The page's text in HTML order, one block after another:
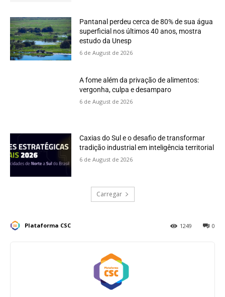
Pantanal perdeu cerca de 80% de sua água
superficial nos últimos 40 anos, mostra
estudo da Unesp
6 de August de 2026
A fome além da privação de alimentos:
vergonha, culpa e desamparo
6 de August de 2026
Caxias do Sul e o desafio de transformar
tradição industrial em inteligência territorial
6 de August de 2026
Carregar
Plataforma CSC 0
1249